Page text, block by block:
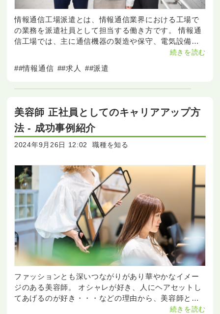
情報通信工場派遣とは、情報通信業界における工場で
の業務を派遣社員として担当する働き方です。 情報通
信工場では、主に通信機器の製造や保守、電気設備の
施工や管理など、技術的な業務が多く求められます。
また、これらの業務をスムーズに進めるための事務職
も重
##情報通信 ##求人 ##派遣
続きを読む
美容師 正社員としてのキャリアアップ方
法 - 成功事例紹介
2024年9月26日 12:02 職種を知る
ファッションとも深いつながりがあり華やかなイメー
ジのある美容師。 オシャレが好き、人にヘアセットし
てあげるのが好き・・・などの理由から、美容師とし
て働いてみたいと考えている方も多いのではないでし
続きを読む